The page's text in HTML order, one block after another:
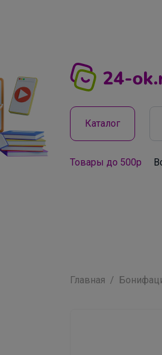
Каталог
Товары до 500р
Главная